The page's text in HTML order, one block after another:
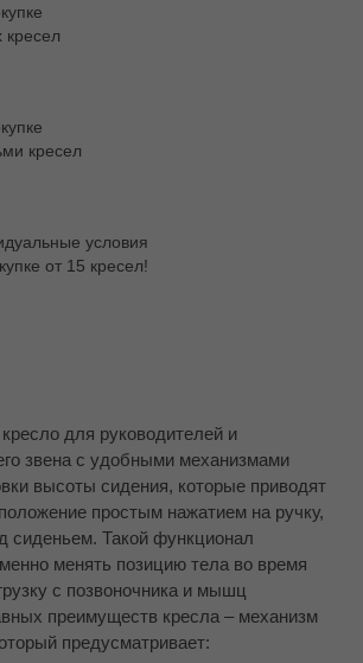
кресел
кресел
условия
от 15 кресел!
для руководителей и
звена с удобными механизмами
высоты сидения, которые приводят
простым нажатием на ручку,
сиденьем. Такой функционал
менять позицию тела во время
с позвоночника и мышц
преимуществ кресла – механизм
предусматривает: